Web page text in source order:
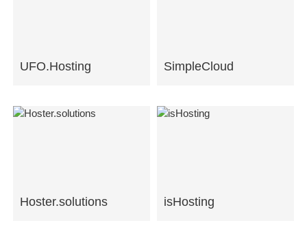
UFO.Hosting SimpleCloud
Hoster.solutions isHosting